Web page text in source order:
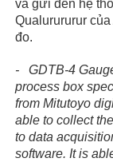
và gửi đến hệ
Qualurururur
đo.
- GDTB-4
process box
from Mitutoyo
able to collect
to data
software. It is